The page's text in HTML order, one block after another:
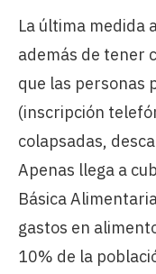
La última medida
además de tener
que las personas
(inscripción
colapsadas,
Apenas llega a
Básica
gastos en
10% de la